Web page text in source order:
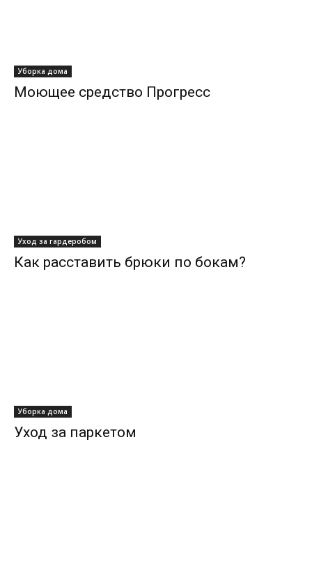
Уборка дома
Моющее средство Прогресс
Уход за гардеробом
Как расставить брюки по бокам?
Уборка дома
Уход за паркетом